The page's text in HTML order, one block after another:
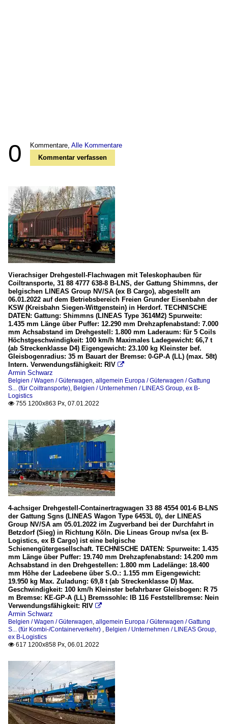
0 Kommentare, Alle Kommentare
Kommentar verfassen
Vierachsiger Drehgestell-Flachwagen mit Teleskophauben für
Coiltransporte, 31 88 4777 638-8 B-LNS, der Gattung Shimmns, der
belgischen LINEAS Group NV/SA (ex B Cargo), abgestellt am
06.01.2022 auf dem Betriebsbereich Freien Grunder Eisenbahn der
KSW (Kreisbahn Siegen-Wittgenstein) in Herdorf. TECHNISCHE
DATEN: Gattung: Shimmns (LINEAS Type 3614M2) Spurweite:
1.435 mm Länge über Puffer: 12.290 mm Drehzapfenabstand: 7.000
mm Achsabstand im Drehgestell: 1.800 mm Laderaum: für 5 Coils
Höchstgeschwindigkeit: 100 km/h Maximales Ladegewicht: 66,7 t
(ab Streckenklasse D4) Eigengewicht: 23.100 kg Kleinster bef.
Gleisbogenradius: 35 m Bauart der Bremse: 0-GP-A (LL) (max. 58t)
Intern. Verwendungsfähigkeit: RIV 
Armin Schwarz
Belgien / Wagen / Güterwagen, allgemein Europa / Güterwagen / Gattung
S... (für Coiltransporte), Belgien / Unternehmen / LINEAS Group, ex B-
Logistics
 755 1200x863 Px, 07.01.2022
4-achsiger Drehgestell-Containertragwagen 33 88 4554 001-6 B-LNS
der Gattung Sgns (LINEAS Wagon Type 6453L 0), der LINEAS
Group NV/SA am 05.01.2022 im Zugverband bei der Durchfahrt in
Betzdorf (Sieg) in Richtung Köln. Die Lineas Group nv/sa (ex B-
Logistics, ex B Cargo) ist eine belgische
Schienengütergesellschaft. TECHNISCHE DATEN: Spurweite: 1.435
mm Länge über Puffer: 19.740 mm Drehzapfenabstand: 14.200 mm
Achsabstand in den Drehgestellen: 1.800 mm Ladelänge: 18.400
mm Höhe der Ladeebene über S.O.: 1.155 mm Eigengewicht:
19.950 kg Max. Zuladung: 69,8 t (ab Streckenklasse D) Max.
Geschwindigkeit: 100 km/h Kleinster befahrbarer Gleisbogen: R 75
m Bremse: KE-GP-A (LL) Bremssohle: IB 116 Feststellbremse: Nein
Verwendungsfähigkeit: RIV 
Armin Schwarz
Belgien / Wagen / Güterwagen, allgemein Europa / Güterwagen / Gattung
S... (für Kombi-/Containerverkehr) , Belgien / Unternehmen / LINEAS Group,
ex B-Logistics
 617 1200x858 Px, 06.01.2022